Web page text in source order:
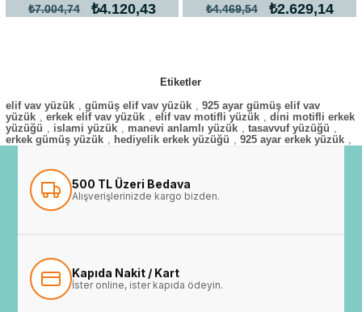
₺4.120,43
₺7.004,74 ₺2.629,14
₺4.469,54
Etiketler
elif vav yüzük , gümüş elif vav yüzük , 925 ayar gümüş elif vav
yüzük , erkek elif vav yüzük , elif vav motifli yüzük , dini motifli erkek
yüzüğü , islami yüzük , manevi anlamlı yüzük , tasavvuf yüzüğü ,
erkek gümüş yüzük , hediyelik erkek yüzüğü , 925 ayar erkek yüzük ,
500 TL Üzeri Bedava
Alışverişlerinizde kargo bizden.
Kapıda Nakit / Kart
İster online, ister kapıda ödeyin.